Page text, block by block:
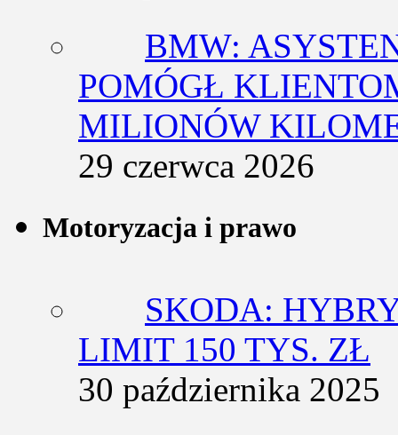
BMW:
POMÓGŁ
MILIONÓW
29 czerwca 2026
Motoryzacja i prawo
SKODA:
LIMIT 150 TYS. ZŁ
30 października 2025